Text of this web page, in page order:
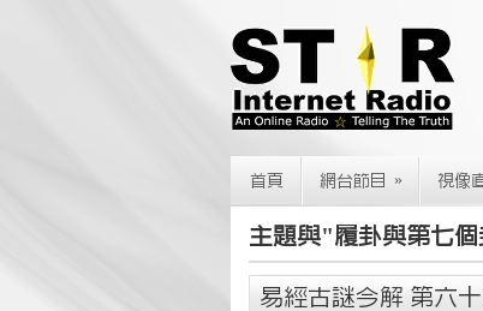
首頁 網台節目 » 視像
主題與"履卦與第七
易經古謎今解 第六